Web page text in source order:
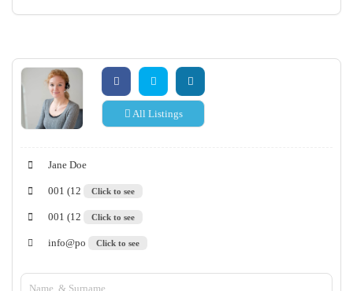
All Listings
Jane Doe
001 (12 Click to see
001 (12 Click to see
info@po Click to see